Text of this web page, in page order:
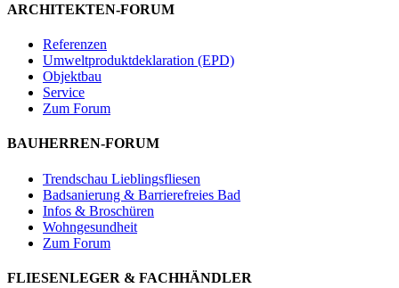
ARCHITEKTEN-FORUM
Referenzen
Umweltproduktdeklaration (EPD)
Objektbau
Service
Zum Forum
BAUHERREN-FORUM
Trendschau Lieblingsfliesen
Badsanierung & Barrierefreies Bad
Infos & Broschüren
Wohngesundheit
Zum Forum
FLIESENLEGER & FACHHÄNDLER